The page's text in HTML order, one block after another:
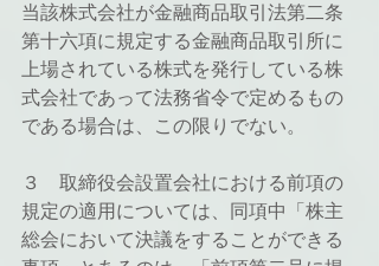
当該株式会社が金融商品取引法第二条
第十六項に規定する金融商品取引所に
上場されている株式を発行している株
式会社であって法務省令で定めるもの
である場合は、この限りでない。
３　取締役会設置会社における前項の
規定の適用については、同項中「株主
総会において決議をすることができる